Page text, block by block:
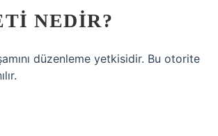
NEDIR?
düzenleme yetkisidir. Bu otorite